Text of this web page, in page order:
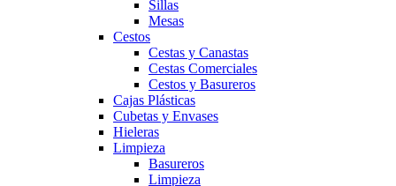
Sillas
Mesas
Cestos
Cestas y Canastas
Cestas Comerciales
Cestos y Basureros
Cajas Plásticas
Cubetas y Envases
Hieleras
Limpieza
Basureros
Limpieza